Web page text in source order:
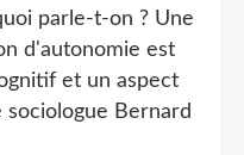
parle-t-on ? Une
d'autonomie est
et un aspect
Bernard